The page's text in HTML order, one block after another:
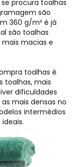
procura toalhas
são
360 g/m² é já
são toalhas
macias e
toalhas é
toalhas, mais
dificuldades
mais densas no
intermédios